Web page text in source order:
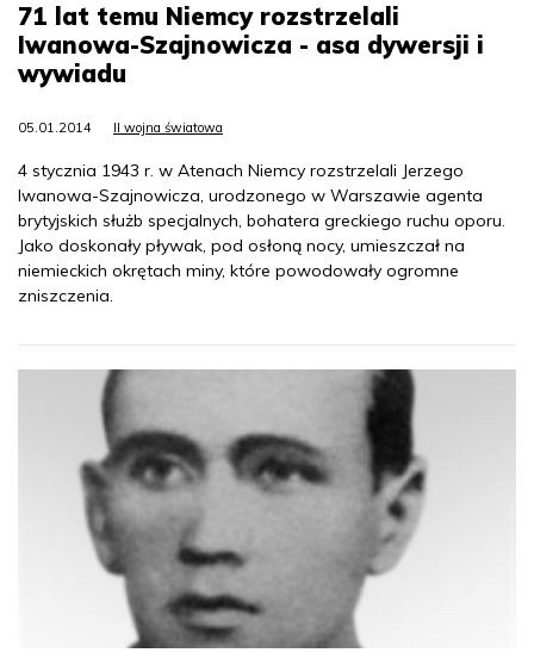
71 lat temu Niemcy rozstrzelali
Iwanowa-Szajnowicza - asa dywersji i
wywiadu
05.01.2014 II wojna światowa
4 stycznia 1943 r. w Atenach Niemcy rozstrzelali Jerzego
Iwanowa-Szajnowicza, urodzonego w Warszawie agenta
brytyjskich służb specjalnych, bohatera greckiego ruchu oporu.
Jako doskonały pływak, pod osłoną nocy, umieszczał na
niemieckich okrętach miny, które powodowały ogromne
zniszczenia.